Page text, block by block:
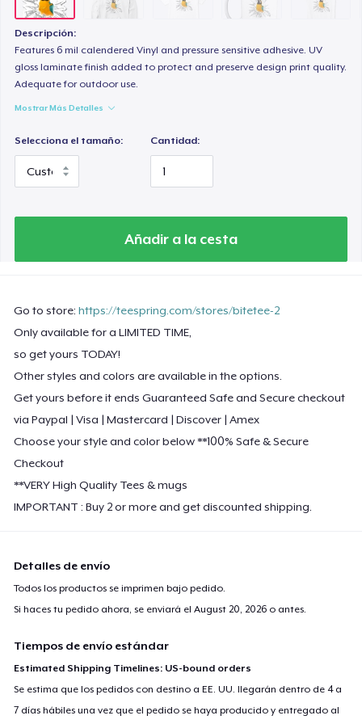
Descripción:
Features 6 mil calendered Vinyl and pressure sensitive adhesive. UV
gloss laminate finish added to protect and preserve design print quality.
Adequate for outdoor use.
Mostrar Más Detalles
Selecciona el tamaño: Cantidad:
Añadir a la cesta
Go to store:https://teespring.com/stores/bitetee-2
Only available for a LIMITED TIME,
so get yours TODAY!
Other styles and colors are available in the options.
Get yours before it ends Guaranteed Safe and Secure checkout
via Paypal | Visa | Mastercard | Discover | Amex
Choose your style and color below **100% Safe & Secure
Checkout
**VERY High Quality Tees & mugs
IMPORTANT : Buy 2 or more and get discounted shipping.
Detalles de envío
Todos los productos se imprimen bajo pedido.
Si haces tu pedido ahora, se enviará elAugust 20, 2026 o antes.
Tiempos de envío estándar
Estimated Shipping Timelines: US-bound orders
Se estima que los pedidos con destino a EE. UU. llegarán dentro de 4 a
7 días hábiles una vez que el pedido se haya producido y entregado al